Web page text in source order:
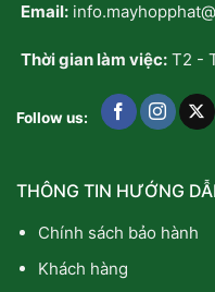
Email:
Thời gian làm việc: T2 -
Follow us:
THÔNG TIN HƯỚNG
Chính sách bảo hành
Khách hàng